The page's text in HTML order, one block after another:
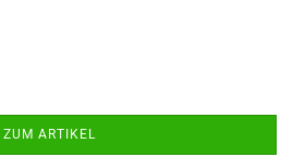
ZUM ARTIKEL